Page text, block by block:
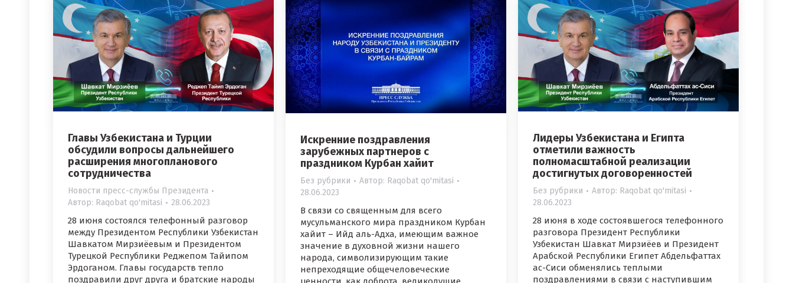
Главы Узбекистана и Турции
обсудили вопросы дальнейшего
расширения многопланового
сотрудничества
Новости пресс-службы Президента
Автор: Raqobat qo'mitasi 28.06.2023
28 июня состоялся телефонный разговор
между Президентом Республики Узбекистан
Шавкатом Мирзиёевым и Президентом
Турецкой Республики Реджепом Тайипом
Эрдоганом. Главы государств тепло
поздравили друг друга и братские народы
Искренние поздравления
зарубежных партнеров с
праздником Курбан хайит
Без рубрики Автор: Raqobat qo'mitasi
28.06.2023
В связи со священным для всего
мусульманского мира праздником Курбан
хайит – Ийд аль-Адха, имеющим важное
значение в духовной жизни нашего
народа, символизирующим такие
непреходящие общечеловеческие
Лидеры Узбекистана и Египта
отметили важность
полномасштабной реализации
достигнутых договоренностей
Без рубрики Автор: Raqobat qo'mitasi
28.06.2023
28 июня в ходе состоявшегося телефонного
разговора Президент Республики
Узбекистан Шавкат Мирзиёев и Президент
Арабской Республики Египет Абдельфаттах
ас-Сиси обменялись теплыми
поздравлениями в связи с наступившим